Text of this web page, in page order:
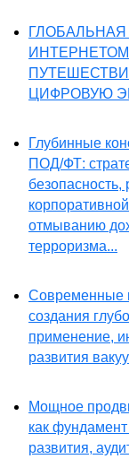
ГЛОБАЛЬНАЯ
ЦИФРОВУЮ
Глубинные
ПОД/ФТ:
отмыванию
терроризма...
Современные
создания
применение,
развития
Мощное
как
развития,